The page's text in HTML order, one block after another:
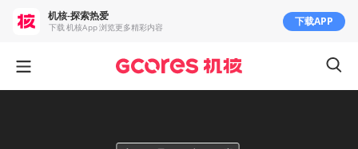
机核-探索热爱
下载 机核App 浏览更多精彩内容 下载APP